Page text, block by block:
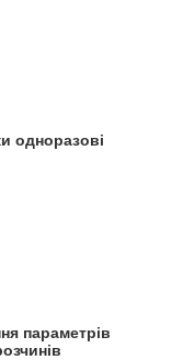
одноразові
параметрів